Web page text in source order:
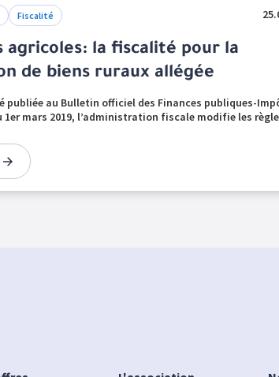
Fiscalité
agricoles: la fiscalité pour la
de biens ruraux allégée
publiée au Bulletin officiel des Finances publiques-
1er mars 2019, l’administration fiscale modifie les